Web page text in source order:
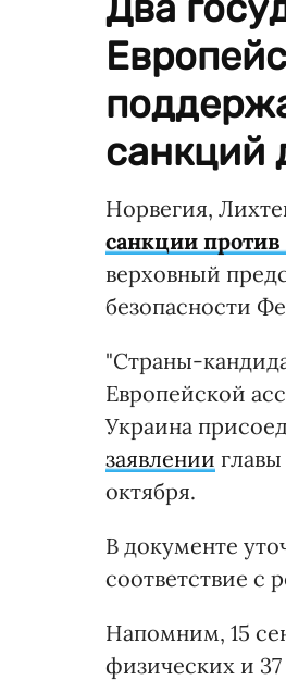
санкций
Норвегия,
санкции против
верховный
безопасности
"Страны-
Европейской
Украина
заявлении
октября.
В документе
соответствие с
Напомним, 15
физических и